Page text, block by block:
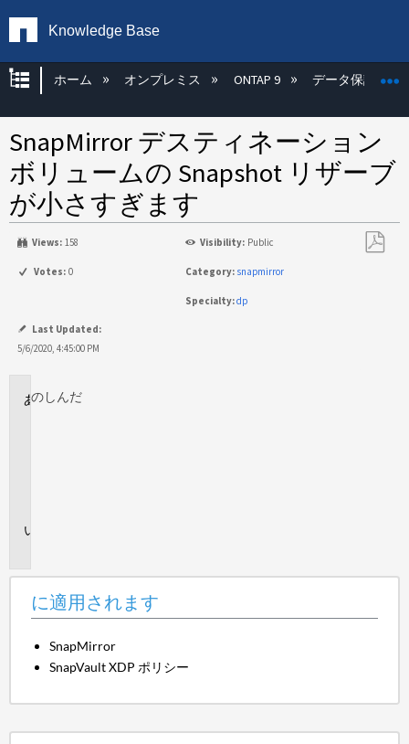
Knowledge Base
グローバル階層を展開/折りたたむ
ホーム オンプレミス ONTAP 9 データ保護
SnapMirror デスティネーション
ボリュームの Snapshot リザーブ
が小さすぎます
Views: 158 Visibility: Public
Votes: 0 Category: snapmirror
Specialty:dp
Last Updated:
5/6/2020, 4:45:00 PM
に
のしんだ
に適用されます
SnapMirror
SnapVault XDP ポリシー